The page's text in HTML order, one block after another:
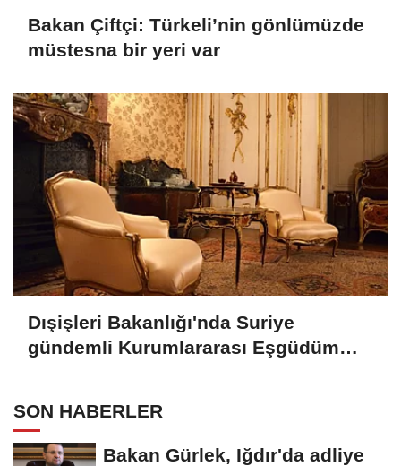
Bakan Çiftçi: Türkeli’nin gönlümüzde
müstesna bir yeri var
Dışişleri Bakanlığı'nda Suriye
gündemli Kurumlararası Eşgüdüm
SON HABERLER
Bakan Gürlek, Iğdır'da adliye